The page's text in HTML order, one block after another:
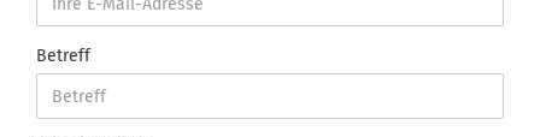
Betreff